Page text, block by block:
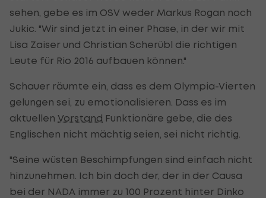
sehen, gebe es im OSV weder Markus Rogan noch
Jukic. "Wir sind jetzt in einer Phase, in der wir mit
Lisa Zaiser und Christian Scherübl die richtigen
Leute für Rio 2016 aufbauen können."
Schauer räumte ein, dass es dem Olympia-Vierten
gelungen sei, zu emotionalisieren. Dass es im
aktuellen Vorstand Funktionäre gebe, die des
Englischen nicht mächtig seien, sei nicht richtig.
"Seine wüsten Beschimpfungen sind einfach nicht
hinzunehmen. Ich bin doch der, der in der Causa
bei der NADA immer zu 100 Prozent hinter Dinko